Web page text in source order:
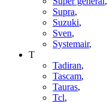
Supra,
Suzuki,
Sven,
Systemair,
T
Tadiran,
Tascam,
Tauras,
Tcl,